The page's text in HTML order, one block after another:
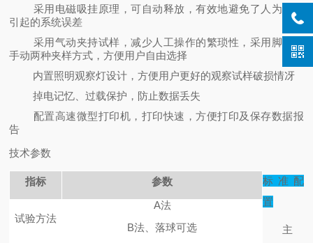
采用电磁吸挂原理，可自动释放，有效地避免了人为因素
引起的系统误差
采用气动夹持试样，减少人工操作的繁琐性，采用脚踏和
手动两种夹样方式，方便用户自由选择
内置照明观察灯设计，方便用户更好的观察试样破损情冴
掉电记忆、过载保护，防止数据丢失
配置高速微型打印机，打印快速，方便打印及保存数据报
告
技术参数
指标 参数
试验方法
A法
B法、落球可选
标准配
置
主